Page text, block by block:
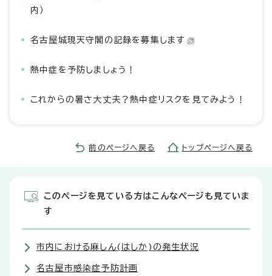
内）
名古屋城現天守閣の記録を募集します
熱中症を予防しましょう！
これからの暑さ大丈夫？熱中症リスクを見てみよう！
前のページへ戻る トップページへ戻る
このページを見ている方はこんなページも見ていま
す
市内における麻しん(はしか)の発生状況
名古屋市感染症予防計画